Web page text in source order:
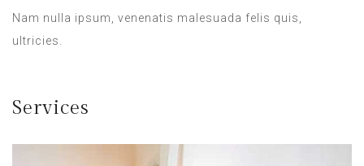
Nam nulla ipsum, venenatis malesuada felis quis,
ultricies.
Services